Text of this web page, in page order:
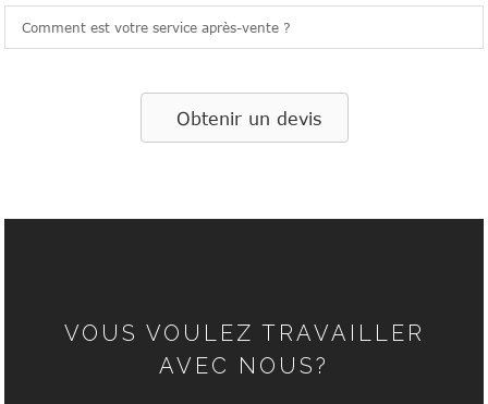
Comment est votre service après-vente ?
Obtenir un devis
VOUS VOULEZ TRAVAILLER
AVEC NOUS?